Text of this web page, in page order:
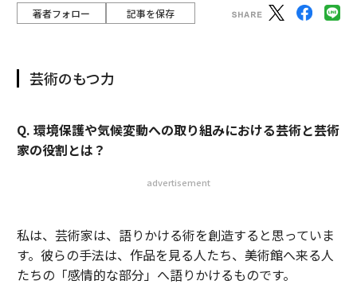
著者フォロー 記事を保存
芸術のもつ力
Q. 環境保護や気候変動への取り組みにおける芸術と芸術
家の役割とは？
advertisement
私は、芸術家は、語りかける術を創造すると思っていま
す。彼らの手法は、作品を見る人たち、美術館へ来る人
たちの「感情的な部分」へ語りかけるものです。